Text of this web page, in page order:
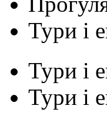
Тури і
Тури і
Тури і